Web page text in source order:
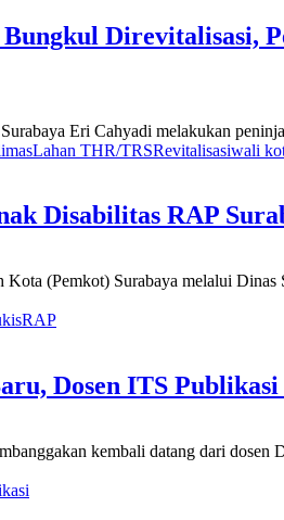
Direvitalisasi,
Eri Cahyadi melakukan
Lahan THR/TRSRevitalisasiwali
Disabilitas RAP
Kota (Pemkot) Surabaya melalui
RAP
Dosen ITS
kembali datang dari